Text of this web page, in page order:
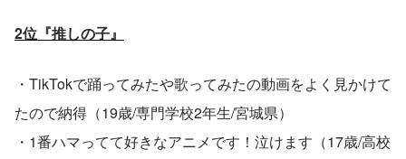
2位『推しの子』
・TikTokで踊ってみたや歌ってみたの動画をよく見かけて
たので納得（19歳/専門学校2年生/宮城県）
・1番ハマってて好きなアニメです！泣けます（17歳/高校